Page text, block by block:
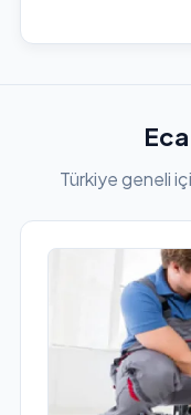
Türkiye geneli